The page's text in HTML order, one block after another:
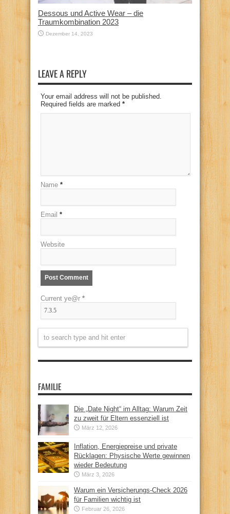
Dessous und Active Wear – die
Traumkombination 2023
Dezember 14, 2023
LEAVE A REPLY
Your email address will not be published.
Required fields are marked *
Name *
Email *
Website
Current ye@r *
FAMILIE
Die „Date Night“ im Alltag: Warum Zeit
zu zweit für Eltern essenziell ist
März 12, 2026
Inflation, Energiepreise und private
Rücklagen: Physische Werte gewinnen
wieder Bedeutung
März 3, 2026
Warum ein Versicherungs-Check 2026
für Familien wichtig ist
Februar 26, 2026